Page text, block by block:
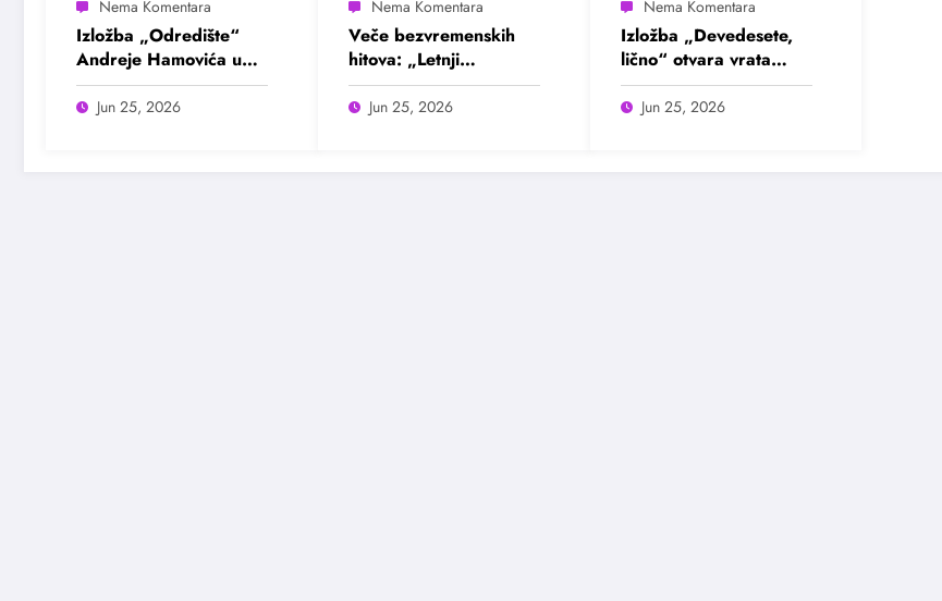
Izložba „Odredište“
Andreje Hamovića u
Bioskopu Balkan
Jun 25, 2026
Veče bezvremenskih
hitova: „Letnji
evergrin“ u Domu
omladine Beograda
Jun 25, 2026
Izložba „Devedesete,
lično“ otvara vrata
intimnim pričama jedne
burne decenije
Jun 25, 2026